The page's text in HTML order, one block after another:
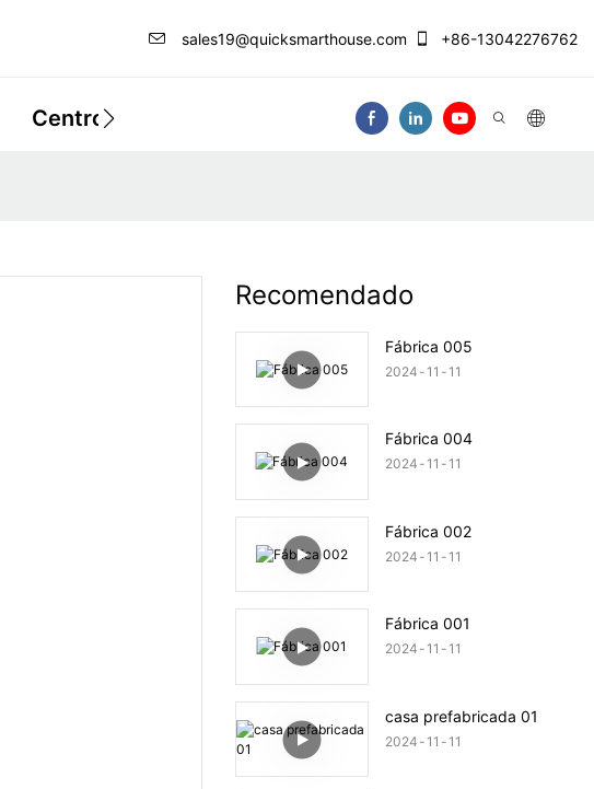
sales19@quicksmarthouse.com +86-13042276762
Centro De Información Contáctenos Video
Recomendado
Fábrica 005
2024 11 11
Fábrica 004
2024 11 11
Fábrica 002
2024 11 11
Fábrica 001
2024 11 11
casa prefabricada 01
2024 11 11